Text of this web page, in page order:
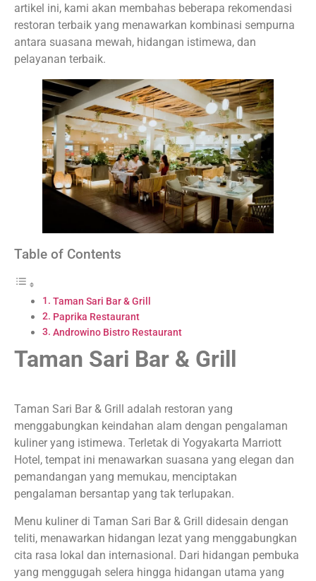
artikel ini, kami akan membahas beberapa rekomendasi
restoran terbaik yang menawarkan kombinasi sempurna
antara suasana mewah, hidangan istimewa, dan
pelayanan terbaik.
Table of Contents
Taman Sari Bar & Grill
Paprika Restaurant
Androwino Bistro Restaurant
Taman Sari Bar & Grill
Taman Sari Bar & Grill adalah restoran yang
menggabungkan keindahan alam dengan pengalaman
kuliner yang istimewa. Terletak di Yogyakarta Marriott
Hotel, tempat ini menawarkan suasana yang elegan dan
pemandangan yang memukau, menciptakan
pengalaman bersantap yang tak terlupakan.
Menu kuliner di Taman Sari Bar & Grill didesain dengan
teliti, menawarkan hidangan lezat yang menggabungkan
cita rasa lokal dan internasional. Dari hidangan pembuka
yang menggugah selera hingga hidangan utama yang